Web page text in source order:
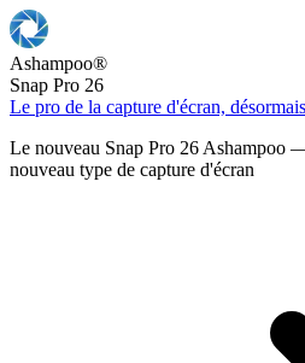
Ashampoo®
Snap Pro 26
Le pro de la capture d'écran,
Le nouveau Snap Pro 26 Ashampoo
nouveau type de capture d'écran